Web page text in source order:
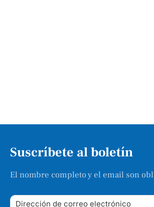
Suscríbete al boletín
El nombre completo y el email son